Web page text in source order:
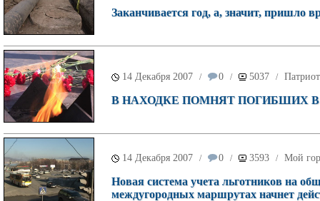
Заканчивается год, а, значит, пришло
14 Декабря 2007 / 0 / 5037 / Патриот
В НАХОДКЕ ПОМНЯТ ПОГИБШИХ
14 Декабря 2007 / 0 / 3593 / Мой
Новая система учета льготников на
междугородных маршрутах начнет